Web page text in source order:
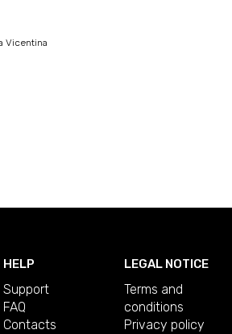
Vicentina
HELP
Support
FAQ
Contacts
LEGAL NOTICE
Terms and
conditions
Privacy policy